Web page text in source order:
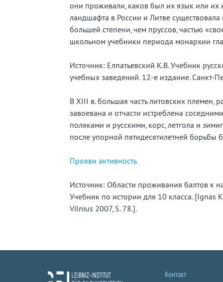
они проживали, каков был их язык или их
ландшафта в России и Литве существовала
большей степени, чем пруссов, частью
школьном учебники периода монархии
Источник: Елпатьевский К.В. Учебник
учебных заведений. 12-е издание. Санкт-
В XIII в. большая часть литовских
завоевана и отчасти истреблена
поляками и русскими, корс, летгола и
после упорной пятидесятилетней
Прояви активность
Источник: Области проживания балтов к
Учебник по истории для 10 класса. [Ignas
Vilnius 2007, S. 78.].
Контакт